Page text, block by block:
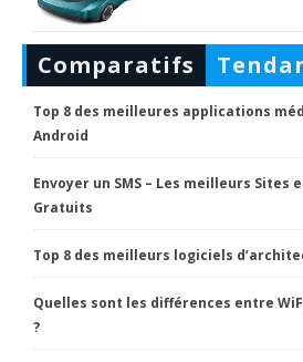
Comparatifs
Top 8 des meilleures applications
Android
Envoyer un SMS – Les meilleurs Sites
Gratuits
Top 8 des meilleurs logiciels
Quelles sont les différences entre
?